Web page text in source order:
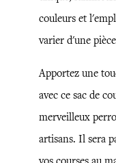
couleurs et
varier d'une
Apportez une
avec ce sac de
merveilleux
artisans. Il sera